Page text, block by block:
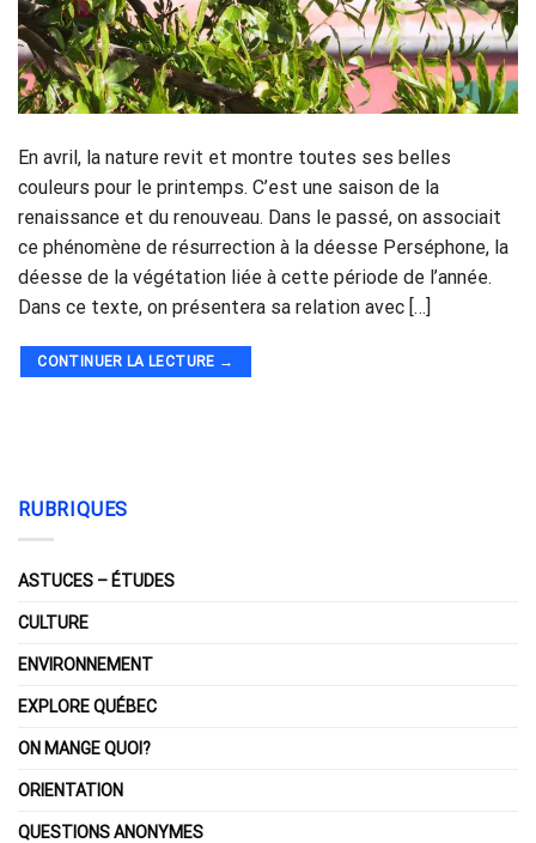
En avril, la nature revit et montre toutes ses belles
couleurs pour le printemps. C’est une saison de la
renaissance et du renouveau. Dans le passé, on associait
ce phénomène de résurrection à la déesse Perséphone, la
déesse de la végétation liée à cette période de l’année.
Dans ce texte, on présentera sa relation avec […]
CONTINUER LA LECTURE →
RUBRIQUES
ASTUCES – ÉTUDES
CULTURE
ENVIRONNEMENT
EXPLORE QUÉBEC
ON MANGE QUOI?
ORIENTATION
QUESTIONS ANONYMES